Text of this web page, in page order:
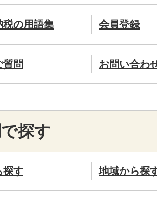
の用語集 会員登録
質問 お問い合わ
探す
探す 地域から探